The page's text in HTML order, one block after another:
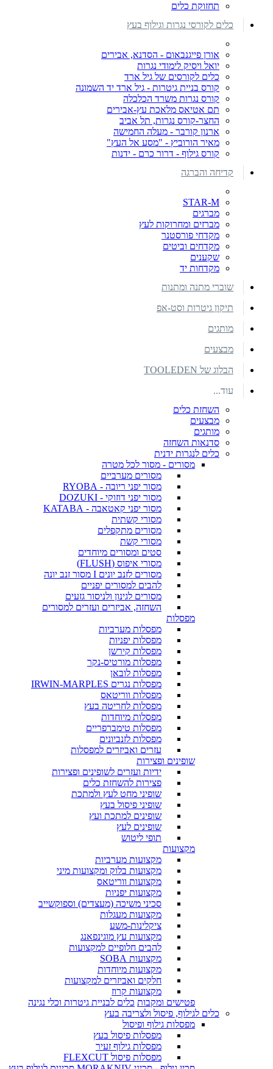
תחזוקת כלים
כלים לקורסי נגרות וגילוף בעץ
אורן פייגנבאום - הסדנא, אבירים
יואל ויסיק לימודי נגרות
כלים לקורסים של גיל ארד
קורס בניית גיטרות - גיל ארד יד השמונה
קורס נגרות משרד הכלכלה
תם אטיאס מלאכת עץ-אבירים
החצר-קורס נגרות, תל אביב
ארנון קורבר - מעלה החמישה
מאיר הורוביץ - "מסע אל העץ"
קורס גילוף - דרור כרם - ידנות
קדיחה והברגה
STAR-M
מברגים
מברזים ומחרוקות לעץ
מקדחי פורסטנר
מקדחים וביטים
שקענים
מקדחות יד
שוברי מתנה ומתנות
תיקון גיטרות וסט-אפ
מותגים
מבצעים
הבלוג של TOOLEDEN
עוד...
השחזת כלים
מבצעים
מותגים
סדנאות השחזה
כלים לנגרות ידנית
מסורים - מסור לכל מטרה
מסורים מערביים
מסור יפני ריובה - RYOBA
מסור יפני דוזוקי - DOZUKI
מסור יפני קאטאבה - KATABA
מסורי קשתית
מסורים מתקפלים
מסורי קשת
סטים ומסורים מיוחדים
מסורי איפוס (FLUSH)
מסורים לזנב יונים I מסור זנב יונה
להבים למסורים יפניים
מסורים לגינון ולניסור גזעים
השחזה, אביזרים ועזרים למסורים
מפסלות
מפסלות מערביות
מפסלות יפניות
מפסלות קירשן
מפסלות מורטיס-נקר
מפסלות לובאן
מפסלות נגרים IRWIN-MARPLES
מפסלות ווריטאס
מפסלות לחריטה בעץ
מפסלות מיוחדות
מפסלות טימברפריים
מפסלות לזנביונים
עזרים ואביזרים למפסלות
שופינים ופצירות
ידיות ועזרים לשופינים ופצירות
פצירות להשחזת כלים
שופיני מחט לעץ ולמתכת
שופיני פיסול בעץ
שופינים למתכת ועץ
שופינים לעץ
תופי ליטוש
מקצועות
מקצועות מערביות
מקצועות בלוק ומקצועות מיני
מקצועות ווריטאס
מקצועות יפניות
סכיני משיכה (מעצדים) וספוקשייב
מקצועות מעגלות
ציקלינות-משע
מקצועות עץ מוגינפאנג
להבים חלופיים למקצועות
מקצועות SOBA
מקצועות מיוחדות
חלקים ואביזרים למקצועות
מקצועות קרוז
פטישים ומקבות כלים לבניית גיטרות וכלי נגינה
כלים לגילוף, פיסול ולצריבה בעץ
מפסלות גילוף ופיסול
מפסלות פיסול בעץ
מפסלות גילוף זעיר
מפסלות פיסול FLEXCUT